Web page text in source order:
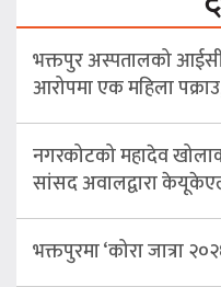
भक्तपुर अस्पतालको
आरोपमा एक महिला
नगरकोटको महादेव
सांसद अवालद्वारा
भक्तपुरमा ‘कोरा जात्रा